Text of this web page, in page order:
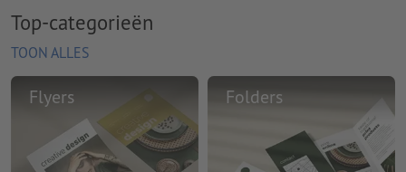
Top-categorieën
TOON ALLES
Flyers Folders